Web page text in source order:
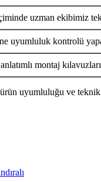
uzman ekibimiz
uyumluluk kontrolü
montaj
uyumluluğu ve